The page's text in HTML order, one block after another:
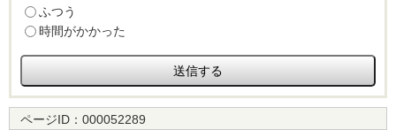
ふつう
時間がかかった
ページID： 000052289